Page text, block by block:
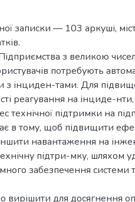
записки — 103 аркуші,
з великою
потребують
з інциден-тами. Для
реагування на інциде-
технічної підтримки на
в тому, щоб підвищити
навантаження на
підтри-мку, шляхом
забезпечення системи
вирішити для досягнення